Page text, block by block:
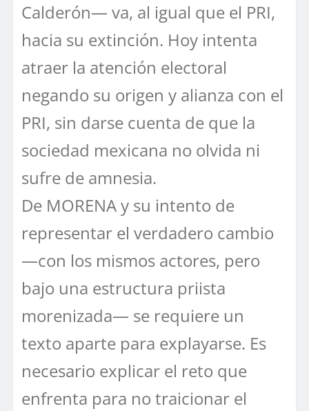
Calderón— va, al igual que el PRI,
hacia su extinción. Hoy intenta
atraer la atención electoral
negando su origen y alianza con el
PRI, sin darse cuenta de que la
sociedad mexicana no olvida ni
sufre de amnesia.
De MORENA y su intento de
representar el verdadero cambio
—con los mismos actores, pero
bajo una estructura priista
morenizada— se requiere un
texto aparte para explayarse. Es
necesario explicar el reto que
enfrenta para no traicionar el